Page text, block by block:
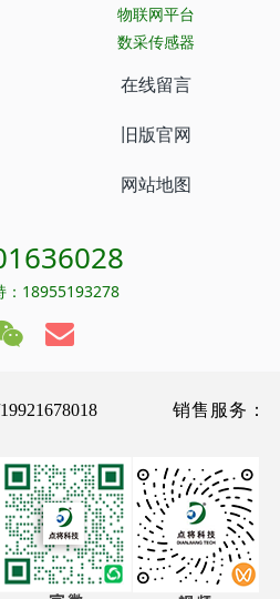
物联网平台
数采传感器
在线留言
旧版官网
网站地图
：18955193278
19921678018 销售服务：